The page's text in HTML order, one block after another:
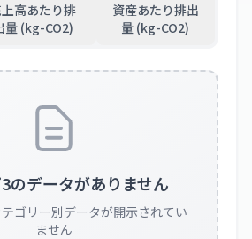
高あたり排
量 (kg-CO2)
資産あたり排出
量 (kg-CO2)
のデータがありません
ゴリー別データが開示されてい
ません